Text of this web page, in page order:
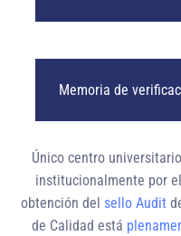
Memoria de
Único centro
institucionalmente por
obtención del sello Audit
de Calidad está